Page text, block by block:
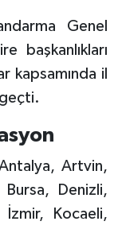
Genel
başkanlıkları
kapsamında il
Artvin,
Bursa, Denizli,
İzmir, Kocaeli,